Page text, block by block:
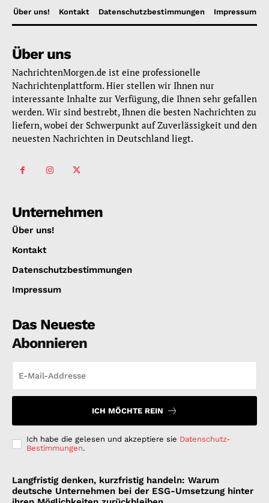
Über uns! Kontakt Datenschutzbestimmungen Impressum
Über uns
NachrichtenMorgen.de ist eine professionelle
Nachrichtenplattform. Hier stellen wir Ihnen nur
interessante Inhalte zur Verfügung, die Ihnen sehr gefallen
werden. Wir sind bestrebt, Ihnen die besten Nachrichten zu
liefern, wobei der Schwerpunkt auf Zuverlässigkeit und den
neuesten Nachrichten in Deutschland liegt.
Unternehmen
Über uns!
Kontakt
Datenschutzbestimmungen
Impressum
Das Neueste
Abonnieren
ICH MÖCHTE REIN
Ich habe die gelesen und akzeptiere sie Datenschutz-
Bestimmungen.
Langfristig denken, kurzfristig handeln: Warum
deutsche Unternehmen bei der ESG-Umsetzung hinter